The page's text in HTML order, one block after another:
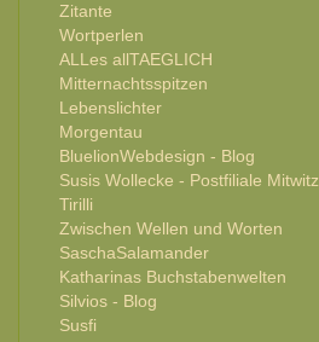
Zitante
Wortperlen
ALLes allTAEGLICH
Mitternachtsspitzen
Lebenslichter
Morgentau
BluelionWebdesign - Blog
Susis Wollecke - Postfiliale Mitwitz
Tirilli
Zwischen Wellen und Worten
SaschaSalamander
Katharinas Buchstabenwelten
Silvios - Blog
Susfi